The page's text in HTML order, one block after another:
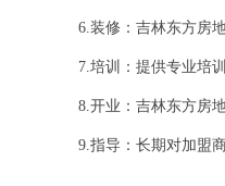
6.装修：吉林东方房
7.培训：提供专业培
8.开业：吉林东方房
9.指导：长期对加盟